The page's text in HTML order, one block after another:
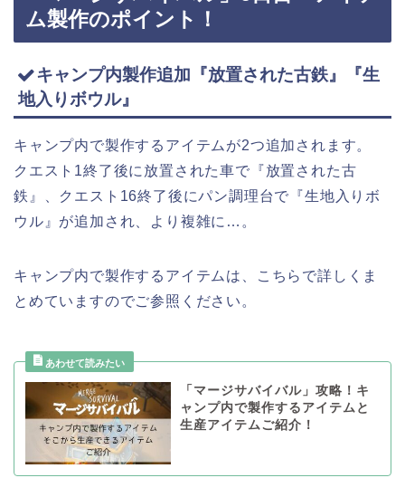
ム製作のポイント！
キャンプ内製作追加『放置された古鉄』『生
地入りボウル』
キャンプ内で製作するアイテムが2つ追加されます。
クエスト1終了後に放置された車で『放置された古
鉄』、クエスト16終了後にパン調理台で『生地入りボ
ウル』が追加され、より複雑に…。
キャンプ内で製作するアイテムは、こちらで詳しくま
とめていますのでご参照ください。
「マージサバイバル」攻略！キ
ャンプ内で製作するアイテムと
生産アイテムご紹介！